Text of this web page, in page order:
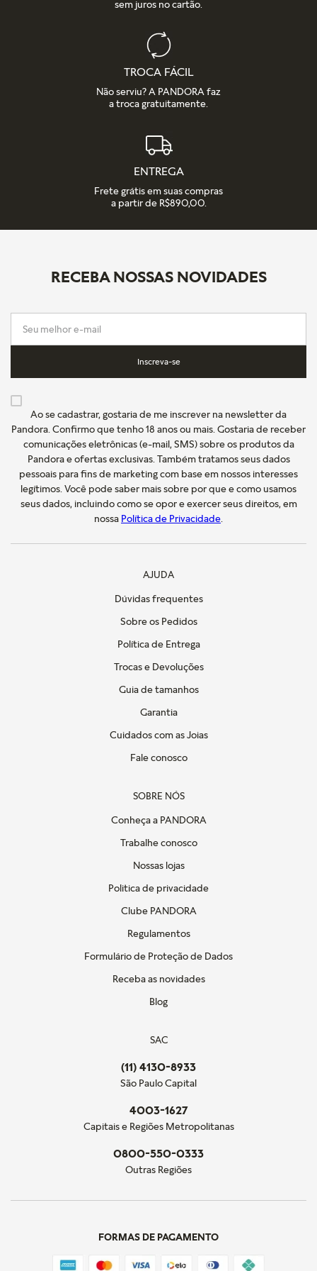
sem juros no cartão.
TROCA FÁCIL
Não serviu? A PANDORA faz
a troca gratuitamente.
ENTREGA
Frete grátis em suas compras
a partir de R$890,00.
RECEBA NOSSAS NOVIDADES
Inscreva-se
Ao se cadastrar, gostaria de me inscrever na newsletter da
Pandora. Confirmo que tenho 18 anos ou mais. Gostaria de receber
comunicações eletrônicas (e-mail, SMS) sobre os produtos da
Pandora e ofertas exclusivas. Também tratamos seus dados
pessoais para fins de marketing com base em nossos interesses
legítimos. Você pode saber mais sobre por que e como usamos
seus dados, incluindo como se opor e exercer seus direitos, em
nossa Política de Privacidade
AJUDA
Dúvidas frequentes
Sobre os Pedidos
Política de Entrega
Trocas e Devoluções
Guia de tamanhos
Garantia
Cuidados com as Joias
Fale conosco
SOBRE NÓS
Conheça a PANDORA
Trabalhe conosco
Nossas lojas
Politica de privacidade
Clube PANDORA
Regulamentos
Formulário de Proteção de Dados
Receba as novidades
Blog
SAC
(11) 4130-8933
São Paulo Capital
4003-1627
Capitais e Regiões Metropolitanas
0800-550-0333
Outras Regiões
FORMAS DE PAGAMENTO